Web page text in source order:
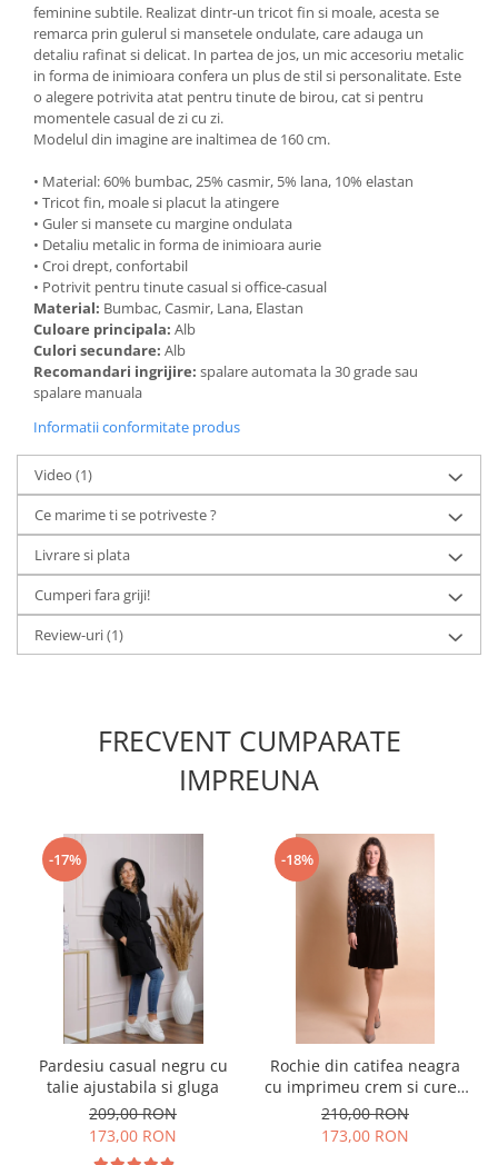
feminine subtile. Realizat dintr-un tricot fin si moale, acesta se
remarca prin gulerul si mansetele ondulate, care adauga un
detaliu rafinat si delicat. In partea de jos, un mic accesoriu metalic
in forma de inimioara confera un plus de stil si personalitate. Este
o alegere potrivita atat pentru tinute de birou, cat si pentru
momentele casual de zi cu zi.
Modelul din imagine are inaltimea de 160 cm.
• Material: 60% bumbac, 25% casmir, 5% lana, 10% elastan
• Tricot fin, moale si placut la atingere
• Guler si mansete cu margine ondulata
• Detaliu metalic in forma de inimioara aurie
• Croi drept, confortabil
• Potrivit pentru tinute casual si office-casual
Material: Bumbac, Casmir, Lana, Elastan
Culoare principala: Alb
Culori secundare: Alb
Recomandari ingrijire: spalare automata la 30 grade sau
spalare manuala
Informatii conformitate produs
Video (1)
Ce marime ti se potriveste ?
Livrare si plata
Cumperi fara griji!
Review-uri(1)
FRECVENT CUMPARATE
IMPREUNA
-17%
Pardesiu casual negru cu
talie ajustabila si gluga
209,00 RON
173,00 RON
-18%
Rochie din catifea neagra
cu imprimeu crem si curea
in talie
210,00 RON
173,00 RON